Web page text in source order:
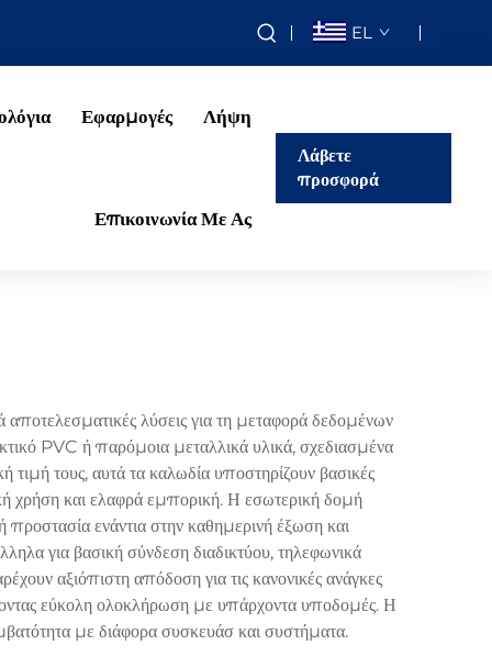
EL
Εφαρμογές Λήψη
Επικοινωνία Με Ας
Λάβετε
προσφορά
αποτελεσματικές λύσεις για τη μεταφορά δεδομένων
PVC ή παρόμοια μεταλλικά υλικά, σχεδιασμένα
τους, αυτά τα καλωδία υποστηρίζουν βασικές
χρήση και ελαφρά εμπορική. Η εσωτερική δομή
ενάντια στην καθημερινή έξωση και
για βασική σύνδεση διαδικτύου, τηλεφωνικά
αξιόπιστη απόδοση για τις κανονικές ανάγκες
εύκολη ολοκλήρωση με υπάρχοντα υποδομές. Η
με διάφορα συσκευάσ και συστήματα.